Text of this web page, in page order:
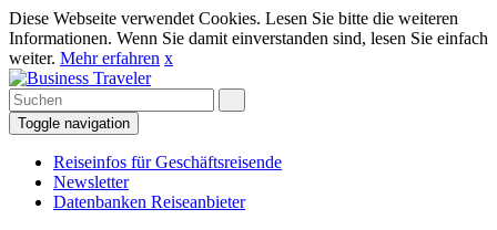
Diese Webseite verwendet Cookies. Lesen Sie bitte die weiteren
Informationen. Wenn Sie damit einverstanden sind, lesen Sie einfach
weiter. Mehr erfahren x
Toggle navigation
Reiseinfos für Geschäftsreisende
Newsletter
Datenbanken Reiseanbieter